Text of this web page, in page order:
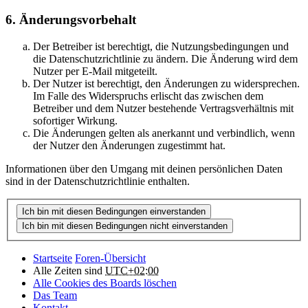
6. Änderungsvorbehalt
Der Betreiber ist berechtigt, die Nutzungsbedingungen und
die Datenschutzrichtlinie zu ändern. Die Änderung wird dem
Nutzer per E-Mail mitgeteilt.
Der Nutzer ist berechtigt, den Änderungen zu widersprechen.
Im Falle des Widerspruchs erlischt das zwischen dem
Betreiber und dem Nutzer bestehende Vertragsverhältnis mit
sofortiger Wirkung.
Die Änderungen gelten als anerkannt und verbindlich, wenn
der Nutzer den Änderungen zugestimmt hat.
Informationen über den Umgang mit deinen persönlichen Daten
sind in der Datenschutzrichtlinie enthalten.
Startseite Foren-Übersicht
Alle Zeiten sind UTC+02:00
Alle Cookies des Boards löschen
Das Team